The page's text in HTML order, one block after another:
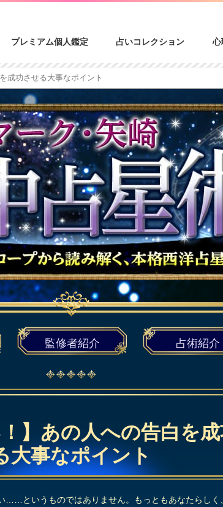
プレミアム個人鑑定 占いコレクション 心
成功させる大事なポイント
監修者紹介 占術紹介
！】あの人への告白を
大事なポイント
……というものではありません。もっともあなたらしく